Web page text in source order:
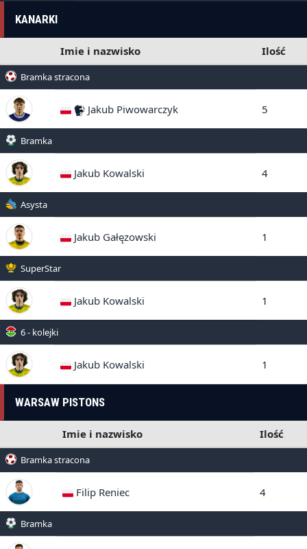
KANARKI
Imie i nazwisko Ilość
Bramka stracona
Jakub Piwowarczyk 5
Bramka
Jakub Kowalski 4
Asysta
Jakub Gałęzowski 1
SuperStar
Jakub Kowalski 1
6 - kolejki
Jakub Kowalski 1
WARSAW PISTONS
Imie i nazwisko Ilość
Bramka stracona
Filip Reniec 4
Bramka